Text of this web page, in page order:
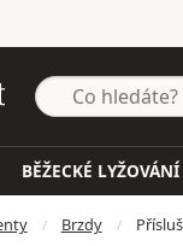
BĚŽECKÉ LYŽOVÁNÍ
Brzdy